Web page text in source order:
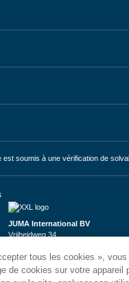
soumis à une vérification de
JUMA International BV
Vrijheidweg 34
BTW: NL853095048B01
K.V.K.: 58573909
tous les cookies », vous
de cookies sur votre appareil